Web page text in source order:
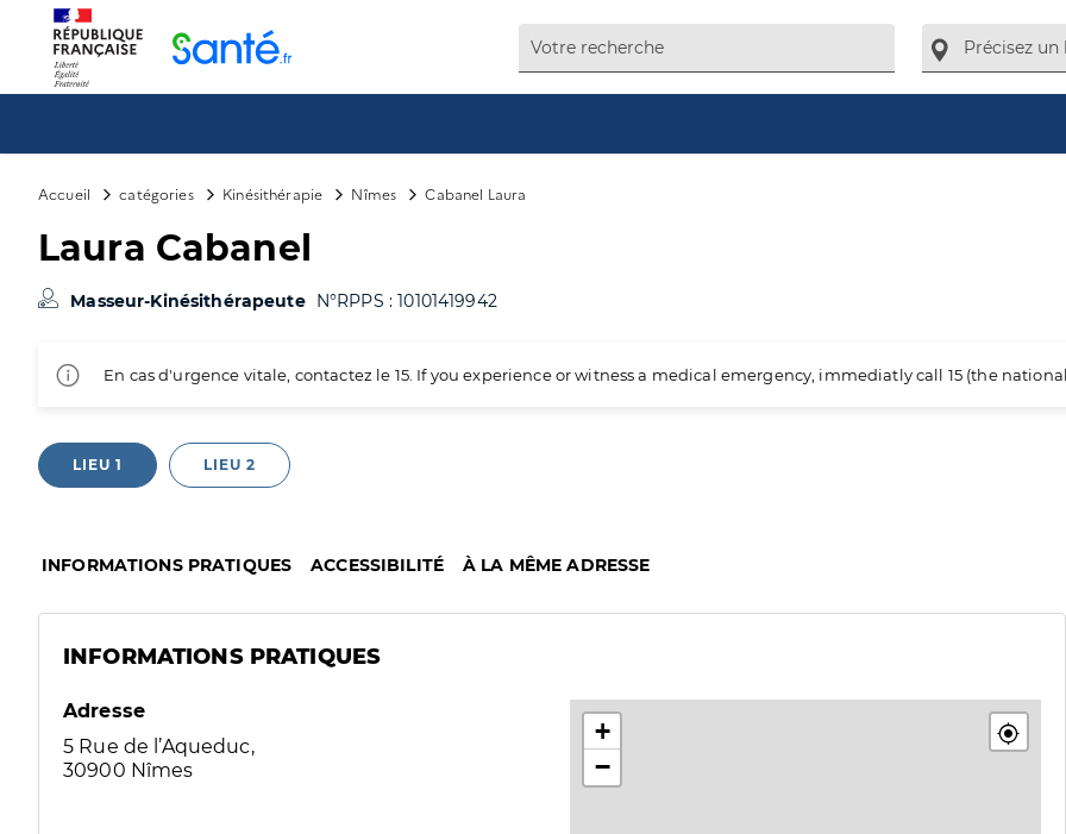
Accueil catégories Kinésithérapie Nîmes Cabanel Laura
Laura Cabanel
Masseur-Kinésithérapeute N°RPPS : 10101419942
En cas d'urgence vitale, contactez le 15. If you experience or witness a medical emergency, immediatly call 15 (the
LIEU 1 LIEU 2
INFORMATIONS PRATIQUES ACCESSIBILITÉ À LA MÊME ADRESSE
INFORMATIONS PRATIQUES
Adresse
5 Rue de l’Aqueduc,
30900 Nîmes
+
−
Panneau de gestion des cookies